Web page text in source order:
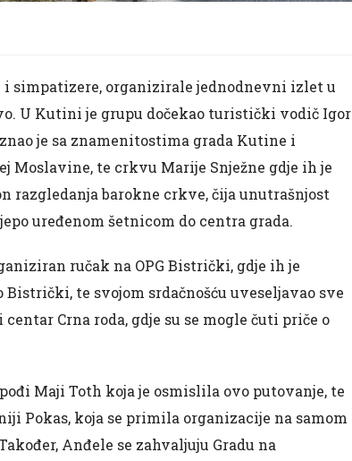
i simpatizere, organizirale jednodnevni izlet u
U Kutini je grupu dočekao turistički vodič Igor
je sa znamenitostima grada Kutine i
Moslavine, te crkvu Marije Snježne gdje ih je
razgledanja barokne crkve, čija unutrašnjost
uređenom šetnicom do centra grada.
ručak na OPG Bistrički, gdje ih je
te svojom srdačnošću uveseljavao sve
Crna roda, gdje su se mogle čuti priče o
Maji Toth koja je osmislila ovo putovanje, te
Pokas, koja se primila organizacije na samom
Anđele se zahvaljuju Gradu na